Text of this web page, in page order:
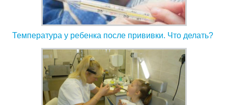
Температура у ребенка после прививки. Что делать?